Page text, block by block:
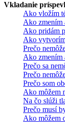
Vkladanie
Ako vložím
Ako zmením
Ako pridám
Ako
Prečo
Ako zmením
Prečo sa
Prečo
Prečo som
Ako môžem
Na čo slúži
Prečo musí
Ako môžem